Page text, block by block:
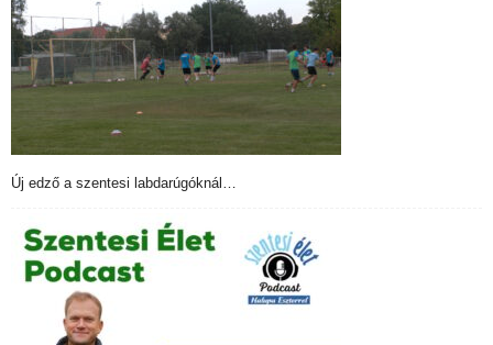
Új edző a szentesi labdarúgóknál…